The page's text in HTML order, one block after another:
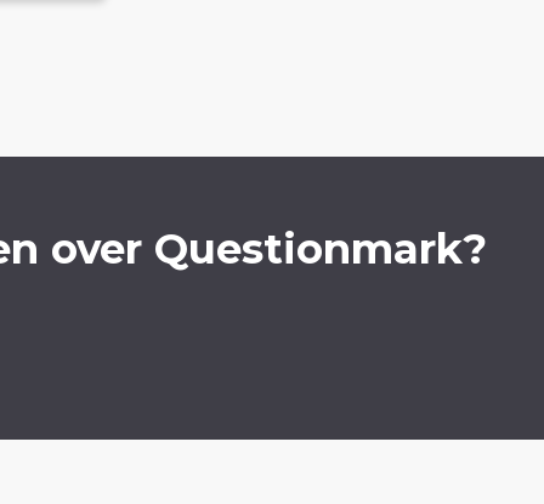
over Questionmark?